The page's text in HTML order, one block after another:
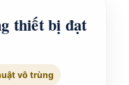
thiết bị đạt
vô trùng